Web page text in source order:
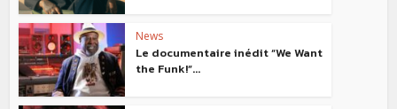
News
Le documentaire inédit “We Want
the Funk!”...